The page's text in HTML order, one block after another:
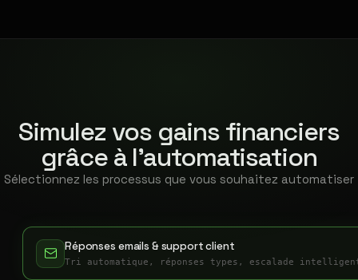
Simulez vos gains financiers
grâce à l'automatisation
Sélectionnez les processus que vous souhaitez automatiser
Réponses emails & support client
Tri automatique, réponses types, escalade